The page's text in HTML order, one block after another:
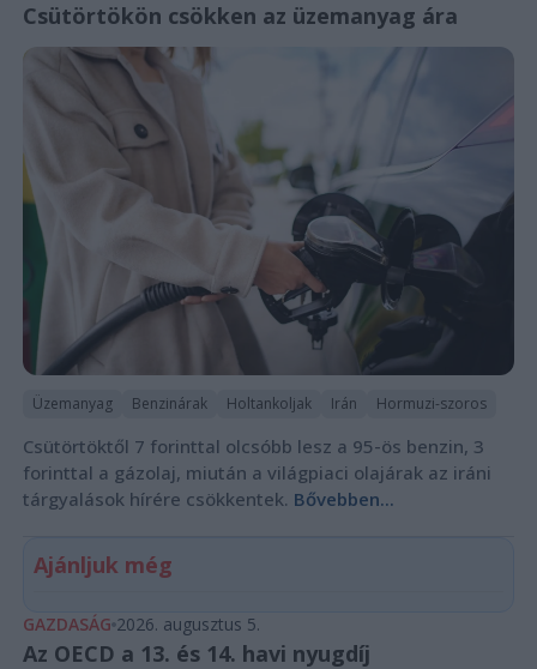
Csütörtökön csökken az üzemanyag ára
Üzemanyag Benzinárak Holtankoljak Irán Hormuzi-szoros
Csütörtöktől 7 forinttal olcsóbb lesz a 95-ös benzin, 3
forinttal a gázolaj, miután a világpiaci olajárak az iráni
tárgyalások hírére csökkentek. Bővebben...
Ajánljuk még
GAZDASÁG 2026. augusztus 5.
Az OECD a 13. és 14. havi nyugdíj